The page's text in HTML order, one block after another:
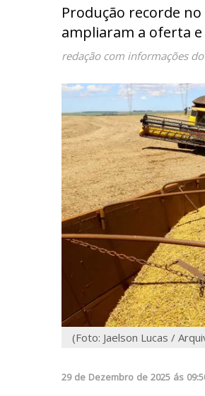
Produção recorde
ampliaram a oferta
redação com informações do
(Foto: Jaelson Lucas /
29 de Dezembro de 2025 ás